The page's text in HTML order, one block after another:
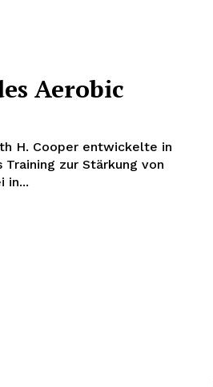
Aerobic
H. Cooper entwickelte in
Training zur Stärkung von
in...